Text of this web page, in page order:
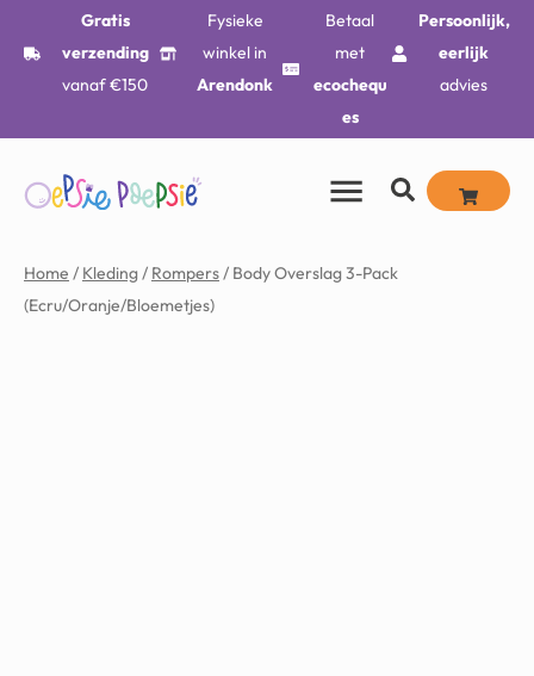
Gratis
verzending
vanaf €150
Fysieke
winkel in
Arendonk
Betaal
met
ecochequ
es
Persoonlijk,
eerlijk
advies
Home / Kleding/ Rompers/ Body Overslag 3-Pack
(Ecru/Oranje/Bloemetjes)